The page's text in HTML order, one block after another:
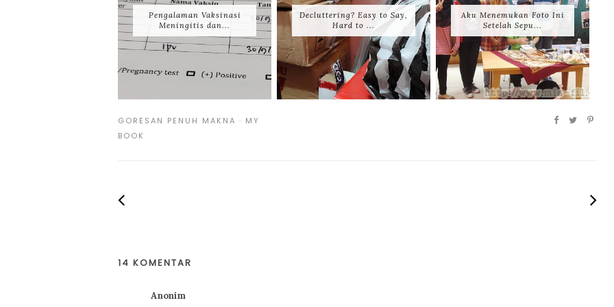
Pengalaman Vaksinasi
Meningitis dan...
Decluttering? Easy to Say,
Hard to ...
Aku Menemukan Foto Ini
Setelah Sepu...
GORESAN PENUH MAKNA · MY
BOOK
14 KOMENTAR
Anonim